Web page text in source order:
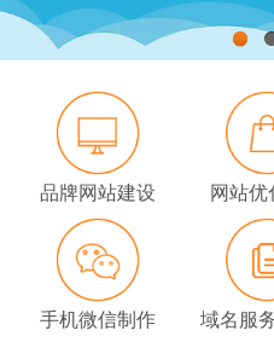
1 2
品牌网站建设 网站优
手机微信制作 域名服